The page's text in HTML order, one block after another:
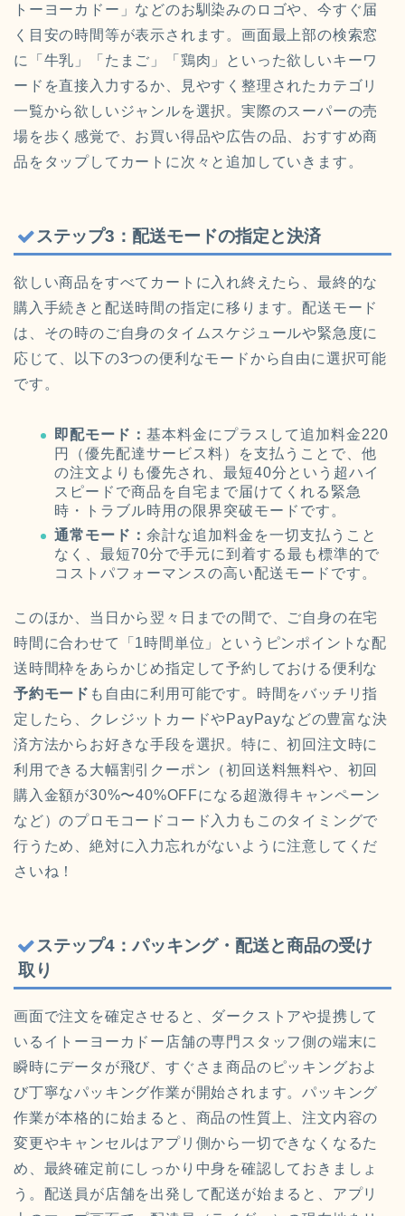
トーヨーカドー」などのお馴染みのロゴや、今すぐ届
く目安の時間等が表示されます。画面最上部の検索窓
に「牛乳」「たまご」「鶏肉」といった欲しいキーワ
ードを直接入力するか、見やすく整理されたカテゴリ
一覧から欲しいジャンルを選択。実際のスーパーの売
場を歩く感覚で、お買い得品や広告の品、おすすめ商
品をタップしてカートに次々と追加していきます。
ステップ3：配送モードの指定と決済
欲しい商品をすべてカートに入れ終えたら、最終的な
購入手続きと配送時間の指定に移ります。配送モード
は、その時のご自身のタイムスケジュールや緊急度に
応じて、以下の3つの便利なモードから自由に選択可能
です。
即配モード： 基本料金にプラスして追加料金220
円（優先配達サービス料）を支払うことで、他
の注文よりも優先され、最短40分という超ハイ
スピードで商品を自宅まで届けてくれる緊急
時・トラブル時用の限界突破モードです。
通常モード： 余計な追加料金を一切支払うこと
なく、最短70分で手元に到着する最も標準的で
コストパフォーマンスの高い配送モードです。
このほか、当日から翌々日までの間で、ご自身の在宅
時間に合わせて「1時間単位」というピンポイントな配
送時間枠をあらかじめ指定して予約しておける便利な
予約モード も自由に利用可能です。時間をバッチリ指
定したら、クレジットカードやPayPayなどの豊富な決
済方法からお好きな手段を選択。特に、初回注文時に
利用できる大幅割引クーポン（初回送料無料や、初回
購入金額が30%〜40%OFFになる超激得キャンペーン
など）のプロモコードコード入力もこのタイミングで
行うため、絶対に入力忘れがないように注意してくだ
さいね！
ステップ4：パッキング・配送と商品の受け
取り
画面で注文を確定させると、ダークストアや提携して
いるイトーヨーカドー店舗の専門スタッフ側の端末に
瞬時にデータが飛び、すぐさま商品のピッキングおよ
び丁寧なパッキング作業が開始されます。パッキング
作業が本格的に始まると、商品の性質上、注文内容の
変更やキャンセルはアプリ側から一切できなくなるた
め、最終確定前にしっかり中身を確認しておきましょ
う。配送員が店舗を出発して配送が始まると、アプリ